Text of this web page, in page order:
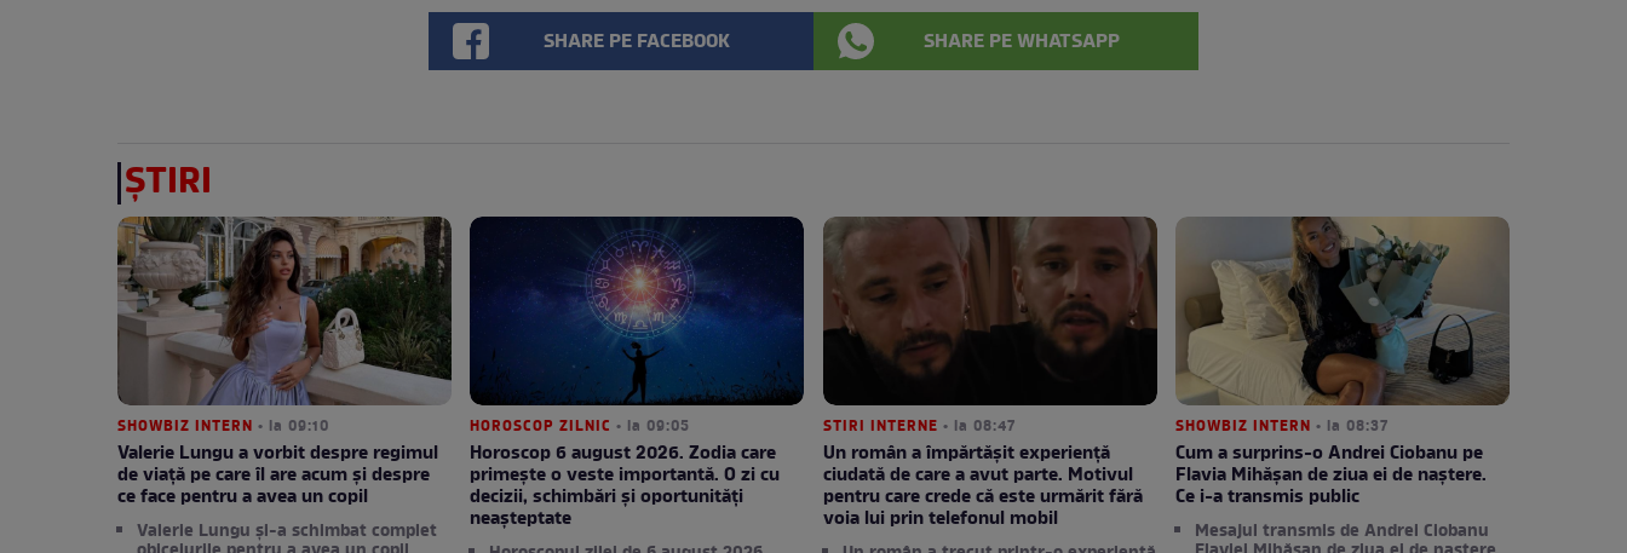
SHARE PE FACEBOOK SHARE PE WHATSAPP
ȘTIRI
SHOWBIZ INTERN • la 09:10
Valerie Lungu a vorbit despre regimul
de viață pe care îl are acum și despre
ce face pentru a avea un copil
Valerie Lungu și-a schimbat complet
HOROSCOP ZILNIC • la 09:05
Horoscop 6 august 2026. Zodia care
primește o veste importantă. O zi cu
decizii, schimbări și oportunități
neașteptate
STIRI INTERNE • la 08:47
Un român a împărtășit experiență
ciudată de care a avut parte. Motivul
pentru care crede că este urmărit fără
voia lui prin telefonul mobil
SHOWBIZ INTERN • la 08:37
Cum a surprins-o Andrei Ciobanu pe
Flavia Mihășan de ziua ei de naștere.
Ce i-a transmis public
Mesajul transmis de Andrei Ciobanu